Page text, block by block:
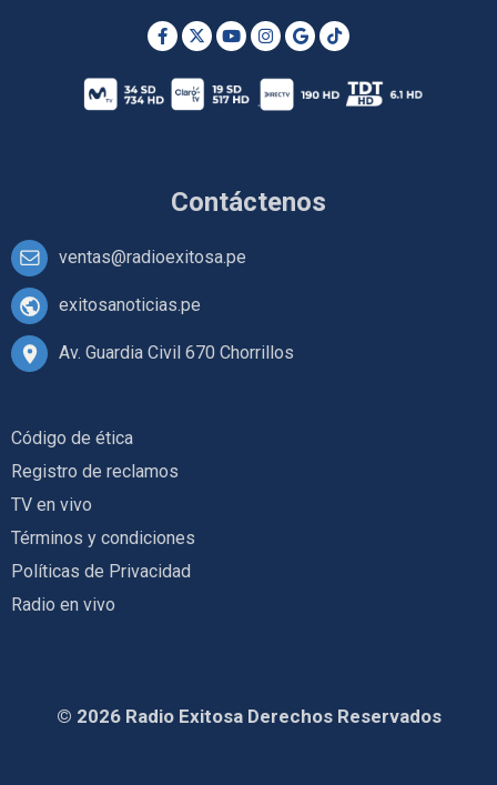
Contáctenos
ventas@radioexitosa.pe
exitosanoticias.pe
Av. Guardia Civil 670 Chorrillos
Código de ética
Registro de reclamos
TV en vivo
Términos y condiciones
Políticas de Privacidad
Radio en vivo
© 2026 Radio Exitosa Derechos Reservados